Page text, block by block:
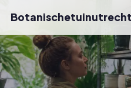
Botanischetuinutrecht